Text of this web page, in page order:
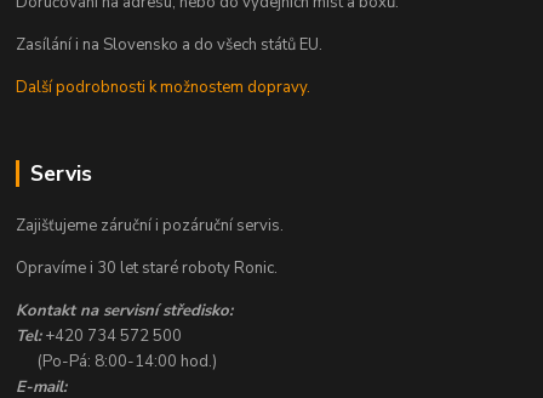
Zasílání i na Slovensko a do všech států EU.
Další podrobnosti k možnostem dopravy.
Servis
Zajišťujeme záruční i pozáruční servis.
Opravíme i 30 let staré roboty Ronic.
Kontakt na servisní středisko:
Tel:+420 734 572 500
(Po-Pá: 8:00-14:00 hod.)
E-mail: